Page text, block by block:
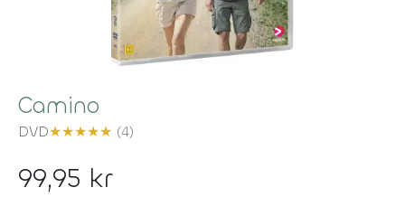
Camino
DVD★★★★★ (4)
99,95 kr